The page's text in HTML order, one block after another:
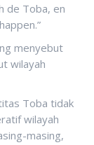
de Toba, en
menyebut
wilayah
Toba tidak
wilayah
masing,